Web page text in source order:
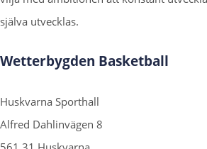
själva utvecklas.
Wetterbygden Basketball
Huskvarna Sporthall
Alfred Dahlinvägen 8